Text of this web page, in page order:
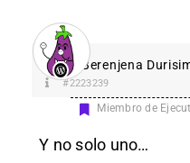
Berenjena
#2223239
Miembro de
Y no solo uno…